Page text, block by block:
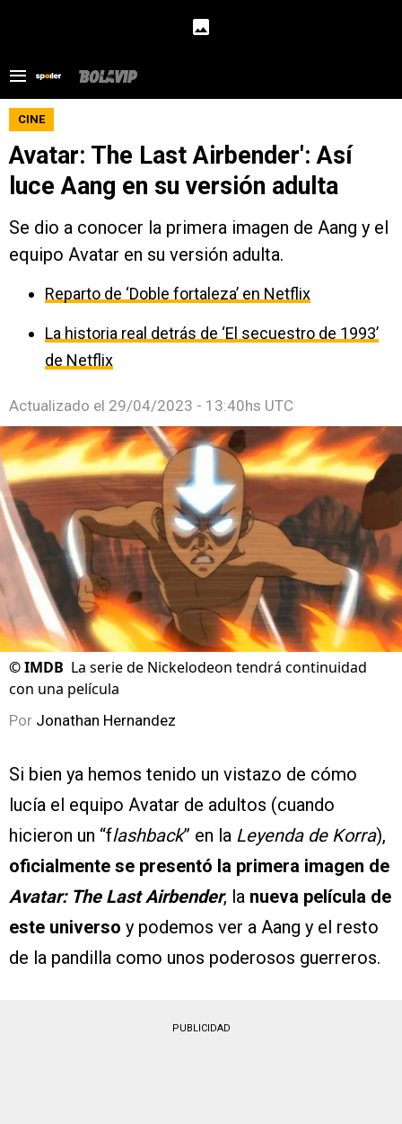
CINE
Avatar: The Last Airbender': Así
luce Aang en su versión adulta
Se dio a conocer la primera imagen de Aang y el
equipo Avatar en su versión adulta.
Reparto de ‘Doble fortaleza’ en Netflix
La historia real detrás de ‘El secuestro de 1993’
de Netflix
Actualizado el 29/04/2023 - 13:40hs UTC
©IMDB La serie de Nickelodeon tendrá continuidad
con una película
Por Jonathan Hernandez
Si bien ya hemos tenido un vistazo de cómo
lucía el equipo Avatar de adultos (cuando
hicieron un “flashback” en la Leyenda de Korra),
oficialmente se presentó la primera imagen de
Avatar: The Last Airbender, la nueva película de
este universo y podemos ver a Aang y el resto
de la pandilla como unos poderosos guerreros.
PUBLICIDAD